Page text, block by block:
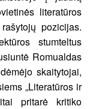
literatūros
pozicijas.
stumteltus
Romualdas
skaitytojai,
„Literatūros ir
pritarė kritiko